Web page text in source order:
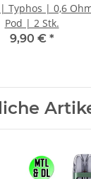
Typhos | 0,6
Pod | 2 Stk.
9,90 € *